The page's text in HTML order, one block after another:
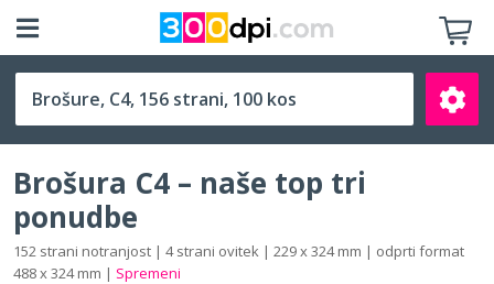
C4 (229 x 324 mm)
Brošura C4 – naše top tri
ponudbe
152 strani notranjost | 4 strani ovitek | 229 x 324 mm | odprti format
488 x 324 mm | Spremeni